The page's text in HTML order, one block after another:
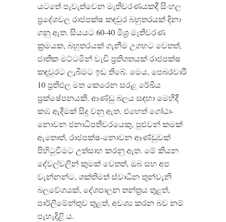
යටතේ පැවැත්වෙන මැතිවරණයකදී සිංහල
ප‍්‍රදේශවල රාජපක්ෂ කඳවුර බහුතරයක් දිනා
ගනු ඇත. සියයට 60-40 මිශ‍්‍ර මැතිවරණ
ක‍්‍රමයක, බහුතරයක් ගැනීම උගහට වෙතත්,
ජාතික මට්ටමින් වැඩි ප‍්‍රතිශතයක් රාජපක්ෂ
කඳවුරට ලැබීමට ඉඩ තිබේ. මෙය, පෙබරවාරි
10 ප‍්‍රතිඵල මත කෙරෙන සරළ රේඛීය
ප‍්‍රක්ෂේපනයකි. ආණ්ඩු බලය සඳහා මෙහිදී
කඹ ඇදීමක් සිදු වනු ඇත. එහෙත් ගෝඨා-
නොවන ජනාධිපතිවරයෙකු, පුළුවන් කමක්
ඇතොත්, රාජපක්ෂ-නොවන ආණ්ඩුවක්
පිහිටුවීමට උත්සාහ කරනු ඇත. මේ කියන
දේවල්වලින් කුමක් වෙතත්, ඔබ සහ අප
වැන්නන්ට, ශක්තිමත් ස්වාධීන තුන්වැනි
බලවේගයක්, දේශපාලන තන්ත‍්‍රය තුළත්,
පාර්ලිමේන්තුව තුළත්, අවශ්‍ය කරන බව නම්
පැහැදිළි ය.